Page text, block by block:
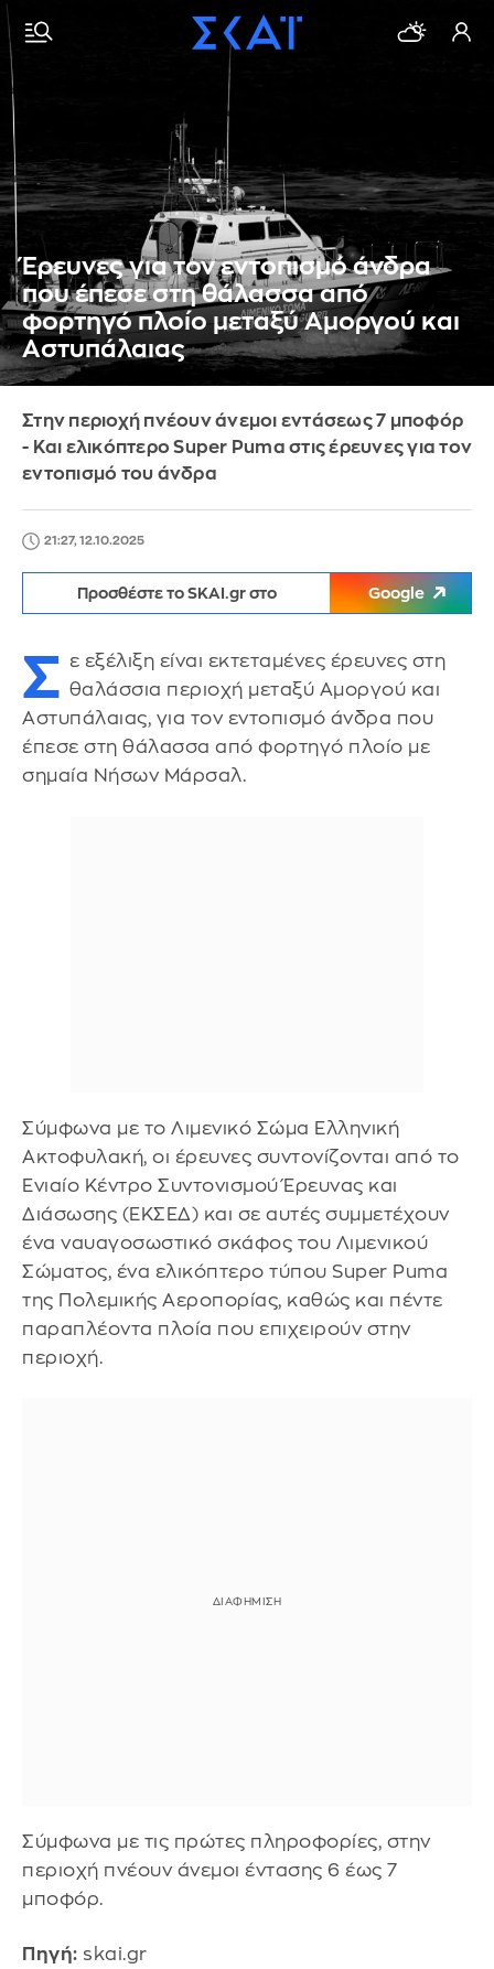
Έρευνες για τον εντοπισμό άνδρα
που έπεσε στη θάλασσα από
φορτηγό πλοίο μεταξύ Αμοργού και
Αστυπάλαιας
Στην περιοχή πνέουν άνεμοι εντάσεως 7 μποφόρ
- Και ελικόπτερο Super Puma στις έρευνες για τον
εντοπισμό του άνδρα
21:27, 12.10.2025
Προσθέστε το SKAI.gr στο Google
Σ ε εξέλιξη είναι εκτεταμένες έρευνες στη
θαλάσσια περιοχή μεταξύ Αμοργού και
Αστυπάλαιας, για τον εντοπισμό άνδρα που
έπεσε στη θάλασσα από φορτηγό πλοίο με
σημαία Νήσων Μάρσαλ.
Σύμφωνα με το Λιμενικό Σώμα Ελληνική
Ακτοφυλακή, οι έρευνες συντονίζονται από το
Ενιαίο Κέντρο Συντονισμού Έρευνας και
Διάσωσης (ΕΚΣΕΔ) και σε αυτές συμμετέχουν
ένα ναυαγοσωστικό σκάφος του Λιμενικού
Σώματος, ένα ελικόπτερο τύπου Super Puma
της Πολεμικής Αεροπορίας, καθώς και πέντε
παραπλέοντα πλοία που επιχειρούν στην
περιοχή.
Σύμφωνα με τις πρώτες πληροφορίες, στην
περιοχή πνέουν άνεμοι έντασης 6 έως 7
μποφόρ.
Πηγή: skai.gr